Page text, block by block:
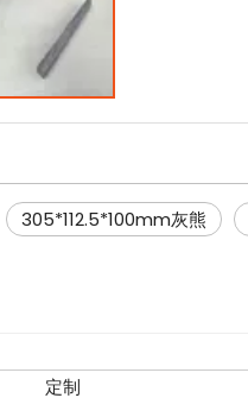
305*112.5*100mm灰熊
定制